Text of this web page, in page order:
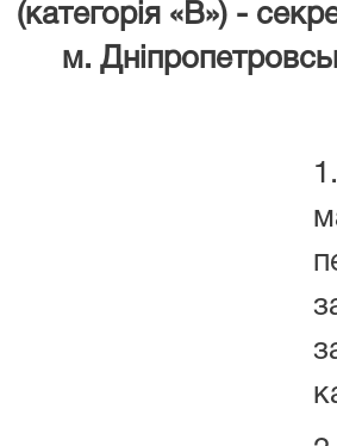
(категорія «В») -
м.